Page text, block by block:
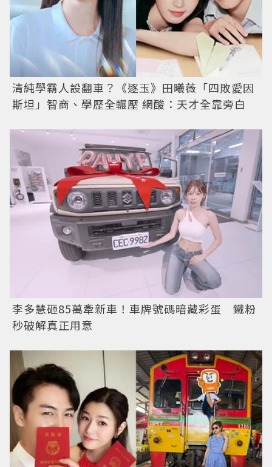
清純學霸人設翻車？《逐玉》田曦薇「四敗愛因
斯坦」智商、學歷全輾壓 網酸：天才全靠旁白
李多慧砸85萬牽新車！車牌號碼暗藏彩蛋 鐵粉
秒破解真正用意